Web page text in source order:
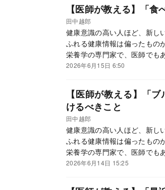
【医師が教える】「
田中越郎
健康意識の高い人ほど、新し
ふれる健康情報は偏ったもの
栄養学の専門家で、医師でも
「一生役立つ食事の新習慣」
2026年6月15日 6:50
【医師が教える】「
けるべきこと
田中越郎
健康意識の高い人ほど、新し
ふれる健康情報は偏ったもの
栄養学の専門家で、医師でも
「一生役立つ食事の新習慣」
2026年6月14日 15:25